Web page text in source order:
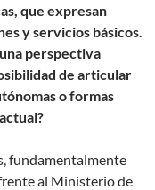
que expresan
y servicios básicos.
perspectiva
de articular
o formas
fundamentalmente
al Ministerio de